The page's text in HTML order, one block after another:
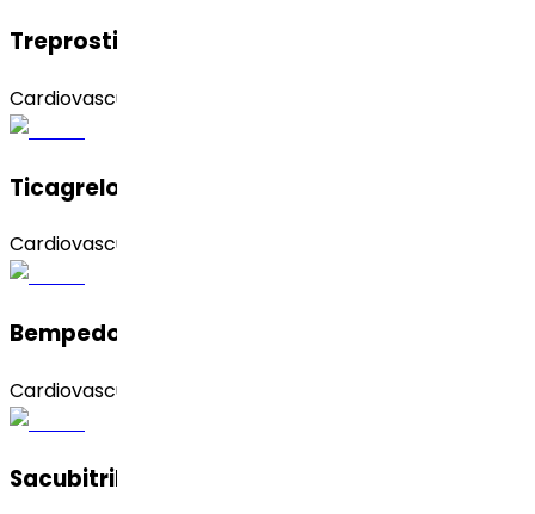
Treprostinil
Cardiovascular
Ticagrelor
Cardiovascular
Bempedoic Acid
Cardiovascular
Sacubitril Valsartán